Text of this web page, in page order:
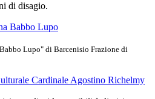
di disagio.
Babbo Lupo
Lupo" di Barcenisio Frazione di
Cardinale Agostino Richelmy